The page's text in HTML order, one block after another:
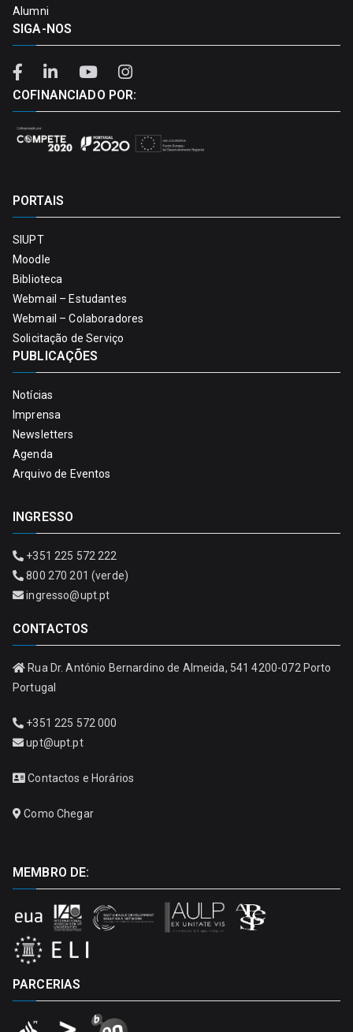
Alumni
SIGA-NOS
COFINANCIADO POR:
PORTAIS
SIUPT
Moodle
Biblioteca
Webmail – Estudantes
Webmail – Colaboradores
Solicitação de Serviço
PUBLICAÇÕES
Notícias
Imprensa
Newsletters
Agenda
Arquivo de Eventos
INGRESSO
+351 225 572 222
800 270 201 (verde)
ingresso@upt.pt
CONTACTOS
Rua Dr. António Bernardino de Almeida, 541 4200-072 Porto
Portugal
+351 225 572 000
upt@upt.pt
Contactos e Horários
Como Chegar
MEMBRO DE:
PARCERIAS